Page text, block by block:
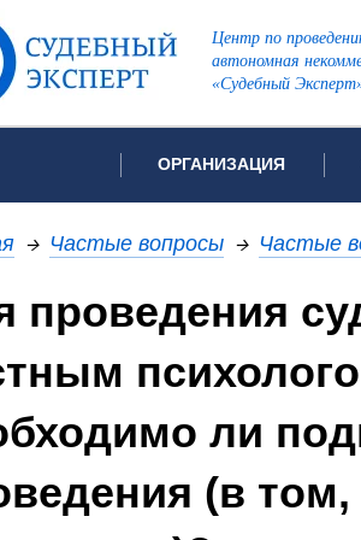
Центр по
автономная
«Судебный
ОРГАНИЗАЦИЯ
Об организации
Рекомендации
Отзывы
Для СМИ
Политика
Список всех
Оценочная
Пожарно-
→ Частые вопросы → Частые
проведения
ли
(в